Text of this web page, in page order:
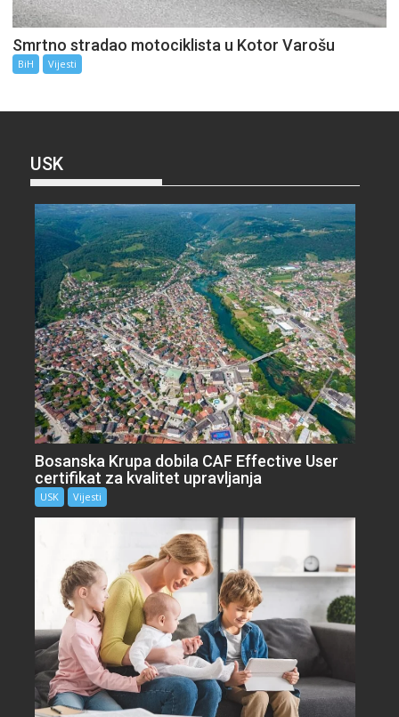
Smrtno stradao motociklista u Kotor Varošu
BiH Vijesti
USK
Bosanska Krupa dobila CAF Effective User
certifikat za kvalitet upravljanja
USK Vijesti